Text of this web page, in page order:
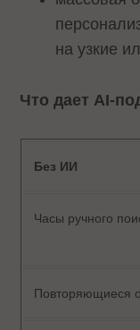
на узкие
Что дает AI-
Без ИИ
Часы ручного
Повторяющиеся